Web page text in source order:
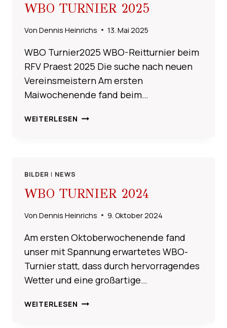
WBO TURNIER 2025
Von Dennis Heinrichs 13. Mai 2025
WBO Turnier2025 WBO-Reitturnier beim
RFV Praest 2025 Die suche nach neuen
Vereinsmeistern Am ersten
Maiwochenende fand beim…
WEITERLESEN WBO
BILDER | NEWS
WBO TURNIER 2024
Von Dennis Heinrichs 9. Oktober 2024
Am ersten Oktoberwochenende fand
unser mit Spannung erwartetes WBO-
Turnier statt, dass durch hervorragendes
Wetter und eine großartige…
WEITERLESEN WBO